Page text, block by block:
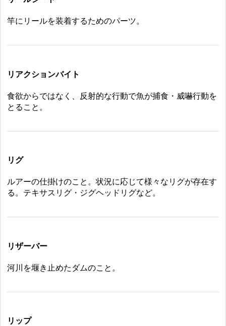
竿にリールを装着するためのパーツ。
リアクションバイト
食欲からではなく、反射的な行動で魚が捕食・威嚇行動を
とること。
リグ
ルアーの仕掛けのこと。状況に応じて様々なリグが存在す
る。テキサスリグ・ジグヘッドリグなど。
リザーバー
河川を堰き止めたダムのこと。
リップ